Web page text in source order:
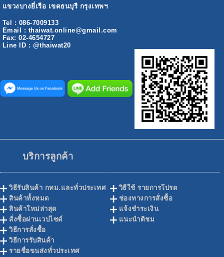
แขวงบางยี่เรือ เขตธนบุรี กรุงเทพฯ
Tel : 086-7009133
Email : thaiwat.online@gmail.com
Fax: 02-4654727
Line ID : @thaiwat20
บริการลูกค้า
วิธีรับสินค้า กทม.และทั่วประเทศ
สินค้าทั้งหมด
สินค้าใหม่ล่าสุด
สั่งซื้อผ่านเวปไซด์
วิธีการสั่งซื้อ
วิธีการรับสินค้า
รายชื่อขนส่งทั่วประเทศ
วิธีใช้ รายการโปรด
ช่องทางการสั่งซื้อ
แจ้งชำระเงิน
แนะนำติชม